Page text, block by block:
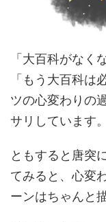
「大百科がなく
「もう大百科は
ツの心変わりの
サリしています。
ともすると唐突
てみると、心変
ーンはちゃんと